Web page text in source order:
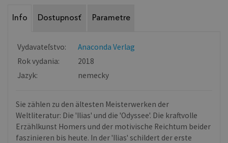
Info Dostupnosť Parametre
Vydavateľstvo:
Anaconda Verlag
Rok vydania:
2018
Jazyk:
nemecky
Sie zählen zu den ältesten Meisterwerken der
Weltliteratur: Die 'Ilias' und die 'Odyssee'. Die kraftvolle
Erzählkunst Homers und der motivische Reichtum beider
faszinieren bis heute. In der 'Ilias' schildert der erste